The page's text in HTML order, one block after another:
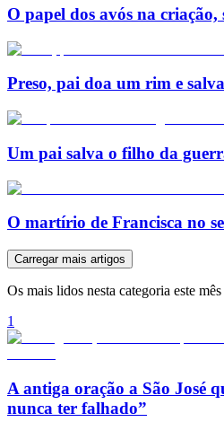
O papel dos avós na
Preso, pai doa um rim e
Um pai salva o filho da
O martírio de Francisca no
Carregar mais artigos
Os mais lidos nesta categoria este mês
1
A antiga oração a São José
nunca ter falhado”